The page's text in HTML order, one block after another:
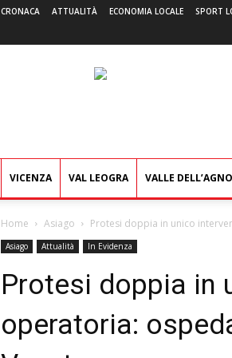
CRONACA ATTUALITÀ ECONOMIA LOCALE SPORT
VICENZA VAL LEOGRA VALLE DELL’AGNO
Home Asiago Protesi doppia in unico
Asiago Attualità In Evidenza
Protesi doppia in
operatoria: